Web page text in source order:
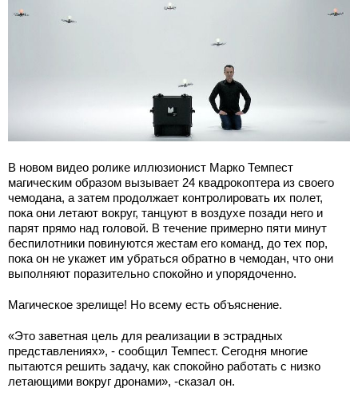
В новом видео ролике иллюзионист Марко Темпест
магическим образом вызывает 24 квадрокоптера из своего
чемодана, а затем продолжает контролировать их полет,
пока они летают вокруг, танцуют в воздухе позади него и
парят прямо над головой. В течение примерно пяти минут
беспилотники повинуются жестам его команд, до тех пор,
пока он не укажет им убраться обратно в чемодан, что они
выполняют поразительно спокойно и упорядоченно.
Магическое зрелище! Но всему есть объяснение.
«Это заветная цель для реализации в эстрадных
представлениях», - сообщил Темпест. Сегодня многие
пытаются решить задачу, как спокойно работать с низко
летающими вокруг дронами», -сказал он.